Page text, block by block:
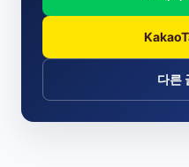
다른